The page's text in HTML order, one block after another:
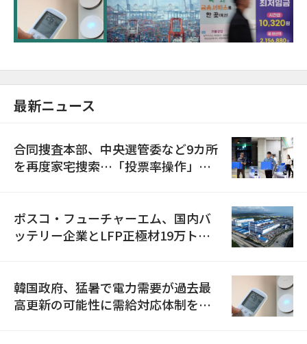
に需給対応体制を点検
最新ニュース
合同捜査本部、中央選管委など9カ所
を再度家宅捜索…「投票率操作」の
ポスコ・フューチャーエム、国内バ
ッテリー企業とLFP正極材19万トン
韓国政府、猛暑で電力需要が過去最
高更新の可能性に需給対応体制を点